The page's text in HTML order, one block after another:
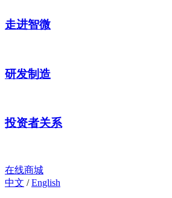
走进智微
研发制造
投资者关系
在线商城
中文 /English